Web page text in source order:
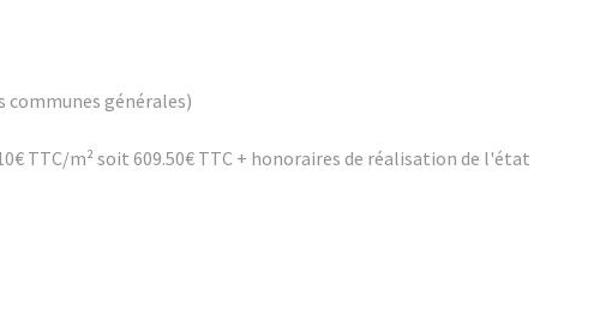
communes générales)
TTC/m² soit 609.50€ TTC + honoraires de réalisation de l'état